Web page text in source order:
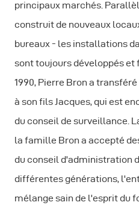
principaux marchés.
construit de nouveaux
bureaux - les installations
sont toujours développés et
1990, Pierre Bron a
à son fils Jacques, qui est
du conseil de surveillance.
la famille Bron a accepté
du conseil d'administration
différentes générations,
mélange sain de l'esprit du